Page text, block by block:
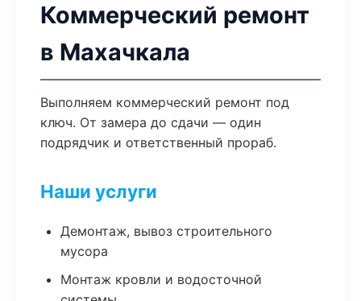
Коммерческий ремонт
в Махачкала
Выполняем коммерческий ремонт под
ключ. От замера до сдачи — один
подрядчик и ответственный прораб.
Наши услуги
Демонтаж, вывоз строительного
мусора
Монтаж кровли и водосточной